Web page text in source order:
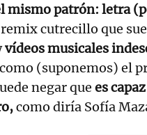
mismo patrón: letra
cutrecillo que
vídeos musicales
como (suponemos) el
negar que es
como diría Sofía